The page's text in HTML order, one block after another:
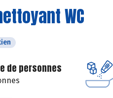
WC
de personnes